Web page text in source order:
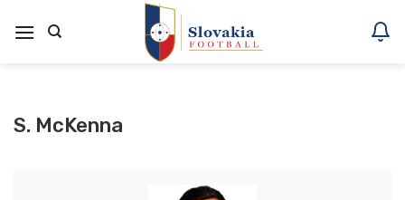
na
S. McKenna